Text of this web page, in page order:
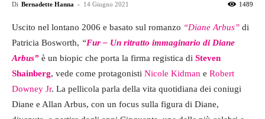
Di Bernadette Hanna - 14 Giugno 2021 1489
Uscito nel lontano 2006 e basato sul romanzo “Diane Arbus” di
Patricia Bosworth, “Fur – Un ritratto immaginario di Diane
Arbus” è un biopic che porta la firma registica di Steven
Shainberg, vede come protagonisti Nicole Kidman e Robert
Downey Jr. La pellicola parla della vita quotidiana dei coniugi
Diane e Allan Arbus, con un focus sulla figura di Diane,